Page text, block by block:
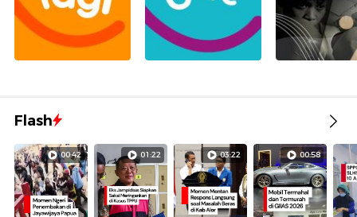
Flash
00:42 01:22 03:22 00:58